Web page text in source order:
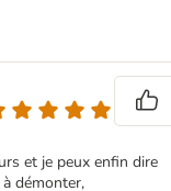
et je peux enfin dire
démonter,